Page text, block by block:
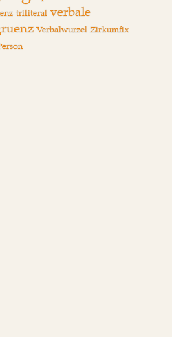
triliteralverbale
VerbalwurzelZirkumfix